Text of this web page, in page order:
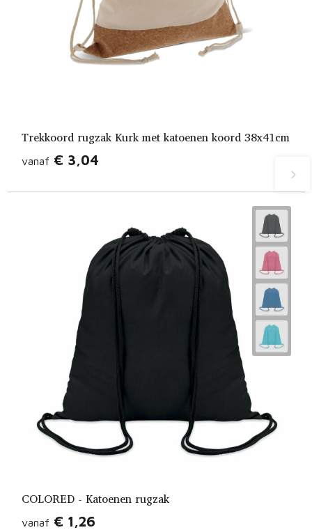
Trekkoord rugzak Kurk met katoenen koord 38x41cm
vanaf € 3,04
COLORED - Katoenen rugzak
vanaf € 1,26